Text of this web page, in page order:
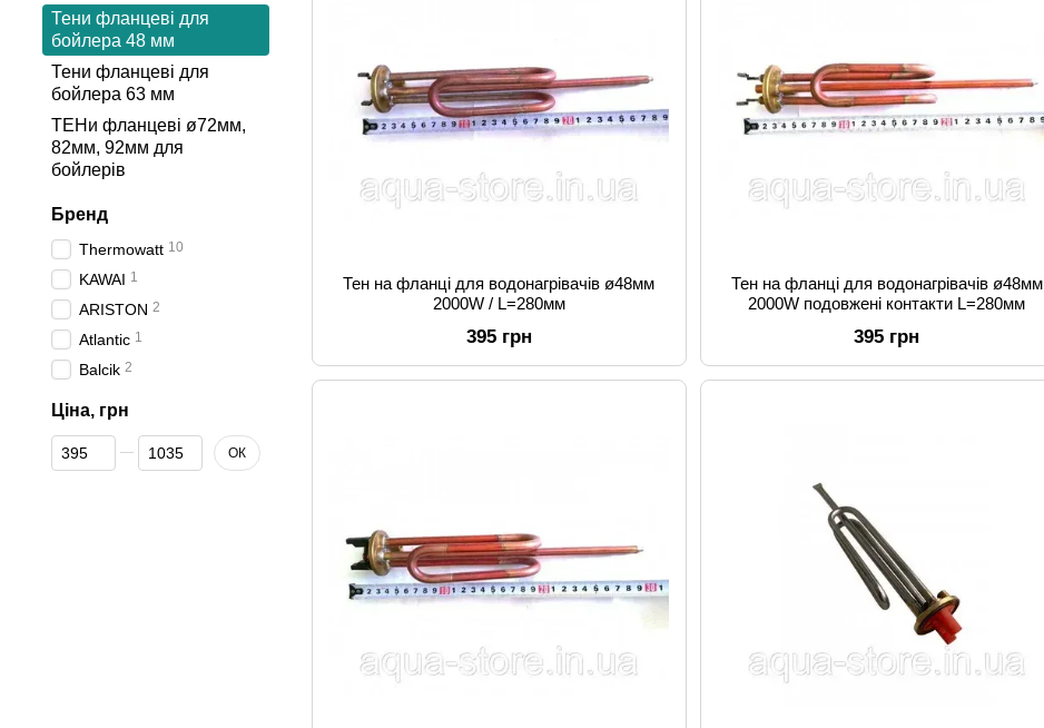
Тен на фланці для водонагрівачів ø48мм
2000W / L=280мм
395 грн
Тен на фланці для водонагрівачів ø48мм
2000W подовжені контакти L=280мм
395 грн
Тени фланцеві для
бойлера 48 мм
Тени фланцеві для
бойлера 63 мм
ТЕНи фланцеві ø72мм,
82мм, 92мм для
бойлерів
Бренд
Thermowatt 10
KAWAI 1
ARISTON 2
Atlantic 1
Balcik 2
Ціна, грн
Від Ціна, грн
До Ціна, грн ОК